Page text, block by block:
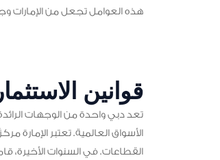
هذه العوامل تجعل من الإمارات
قوانين
تعد دبي واحدة من الوجهات
الأسواق العالمية. تعتبر الإمارة
القطاعات. في السنوات الأخيرة،